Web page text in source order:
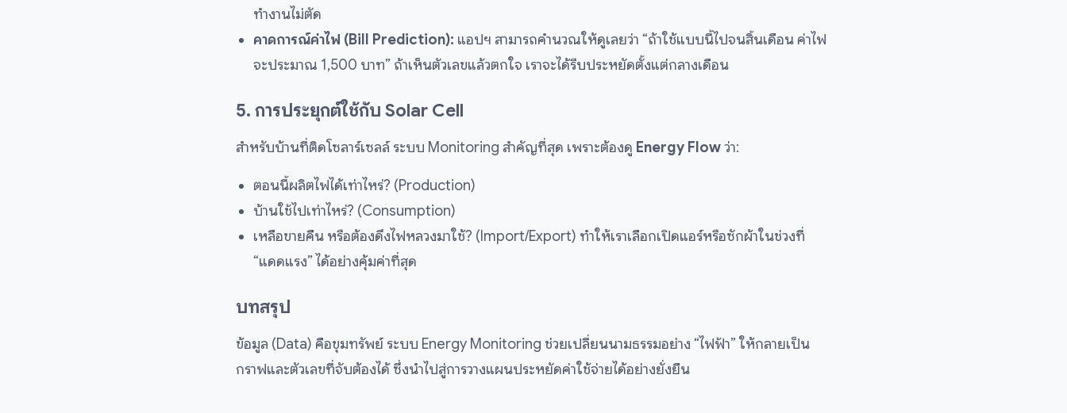
ทำงานไม่ตัด
คาดการณ์ค่าไฟ (Bill Prediction): แอปฯ สามารถคำนวณให้ดูเลยว่า “ถ้าใช้แบบนี้ไปจนสิ้นเดือน ค่าไฟ
จะประมาณ 1,500 บาท” ถ้าเห็นตัวเลขแล้วตกใจ เราจะได้รีบประหยัดตั้งแต่กลางเดือน
5. การประยุกต์ใช้กับ Solar Cell
สำหรับบ้านที่ติดโซลาร์เซลล์ ระบบ Monitoring สำคัญที่สุด เพราะต้องดู Energy Flowว่า:
ตอนนี้ผลิตไฟได้เท่าไหร่? (Production)
บ้านใช้ไปเท่าไหร่? (Consumption)
เหลือขายคืน หรือต้องดึงไฟหลวงมาใช้? (Import/Export) ทำให้เราเลือกเปิดแอร์หรือซักผ้าในช่วงที่
“แดดแรง” ได้อย่างคุ้มค่าที่สุด
บทสรุป
ข้อมูล (Data) คือขุมทรัพย์ ระบบ Energy Monitoring ช่วยเปลี่ยนนามธรรมอย่าง “ไฟฟ้า” ให้กลายเป็น
กราฟและตัวเลขที่จับต้องได้ ซึ่งนำไปสู่การวางแผนประหยัดค่าใช้จ่ายได้อย่างยั่งยืน